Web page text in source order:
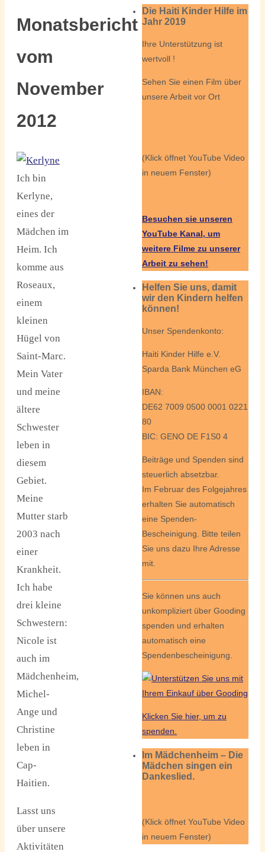
Monatsbericht
vom
November
2012
Ich bin
Kerlyne,
eines der
Mädchen im
Heim. Ich
komme aus
Roseaux,
einem
kleinen
Hügel von
Saint-Marc.
Mein Vater
und meine
ältere
Schwester
leben in
diesem
Gebiet.
Meine
Mutter starb
2003 nach
einer
Krankheit.
Ich habe
drei kleine
Schwestern:
Nicole ist
auch im
Mädchenheim,
Michel-
Ange und
Christine
leben in
Cap-
Haitien.
Lasst uns
über unsere
Aktivitäten
Die Haiti Kinder Hilfe im
Jahr 2019
Ihre Unterstützung ist
wertvoll !
Sehen Sie einen Film über
unsere Arbeit vor Ort
(Klick öffnet YouTube Video
in neuem Fenster)
Besuchen sie unseren
YouTube Kanal, um
weitere Filme zu unserer
Arbeit zu sehen!
Helfen Sie uns, damit
wir den Kindern helfen
können!
Unser Spendenkonto:
Haiti Kinder Hilfe e.V.
Sparda Bank München eG
IBAN:
DE62 7009 0500 0001 0221
80
BIC: GENO DE F1S0 4
Beiträge und Spenden sind
steuerlich absetzbar.
Im Februar des Folgejahres
erhalten Sie automatisch
eine Spenden-
Bescheinigung. Bitte teilen
Sie uns dazu Ihre Adresse
mit.
Sie können uns auch
unkompliziert über Gooding
spenden und erhalten
automatisch eine
Spendenbescheinigung.
Klicken Sie hier, um zu
spenden.
Im Mädchenheim – Die
Mädchen singen ein
Dankeslied.
(Klick öffnet YouTube Video
in neuem Fenster)